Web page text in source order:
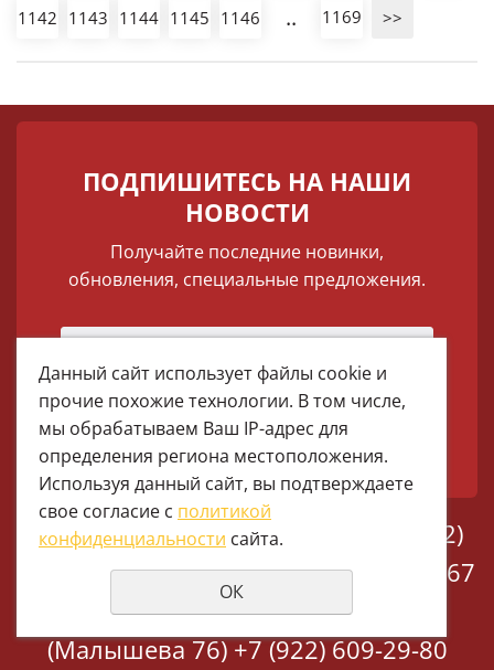
1142 1143 1144 1145 1146 .. 1169 >>
ПОДПИШИТЕСЬ НА НАШИ
НОВОСТИ
Получайте последние новинки,
обновления, специальные предложения.
melomania66@rambler.ru
+7 (922)
025-50-71 (MAX) Тел:+7 (343) 374-15-67
(Мира 2) Тел: +7 (343) 371-19-13
(Малышева 76) +7 (922) 609-29-80
Данный сайт использует файлы cookie и
прочие похожие технологии. В том числе,
мы обрабатываем Ваш IP-адрес для
определения региона местоположения.
Используя данный сайт, вы подтверждаете
свое согласие с политикой
конфиденциальности сайта.
ОК